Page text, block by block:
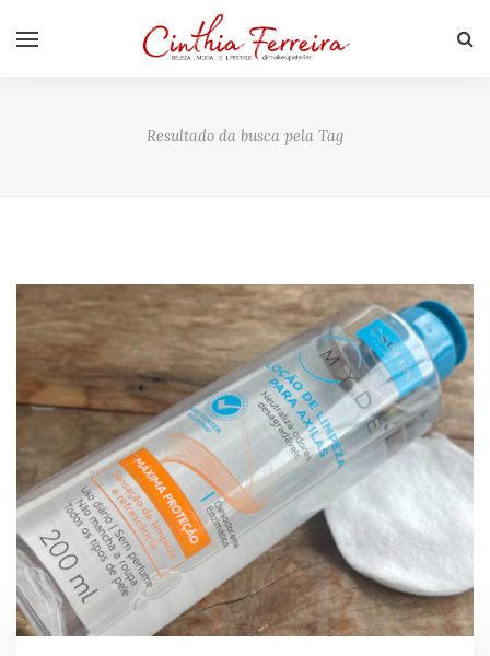
Resultado da busca pela Tag